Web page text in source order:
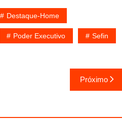
Destaque-Home
Poder Executivo Sefin
Próximo